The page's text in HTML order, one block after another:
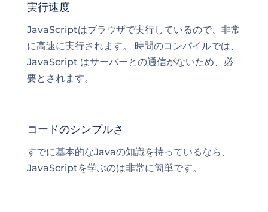
実行速度
JavaScriptはブラウザで実行しているので、非常
に高速に実行されます。 時間のコンパイルでは、
JavaScript はサーバーとの通信がないため、必
要とされます。
コードのシンプルさ
すでに基本的なJavaの知識を持っているなら、
JavaScriptを学ぶのは非常に簡単です。